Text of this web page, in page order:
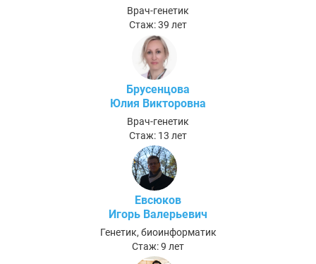
Врач-генетик
Стаж: 39 лет
Брусенцова
Юлия Викторовна
Врач-генетик
Стаж: 13 лет
Евсюков
Игорь Валерьевич
Генетик, биоинформатик
Стаж: 9 лет